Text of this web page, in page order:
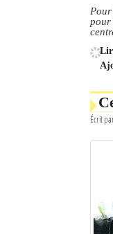
pour
Écrit